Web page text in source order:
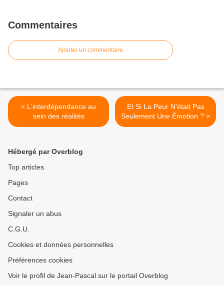
Commentaires
Ajouter un commentaire
< L'interdépendance au
sein des réalités
Et Si La Peur N’était Pas
Seulement Une Émotion ? >
Hébergé par Overblog
Top articles
Pages
Contact
Signaler un abus
C.G.U.
Cookies et données personnelles
Préférences cookies
Voir le profil de Jean-Pascal sur le portail Overblog